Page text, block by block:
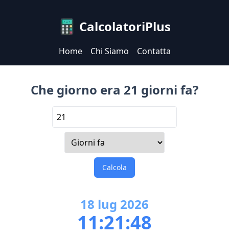
CalcolatoriPlus
Home Chi Siamo Contatta
Che giorno era 21 giorni fa?
Calcola
18 lug 2026
11:21:48